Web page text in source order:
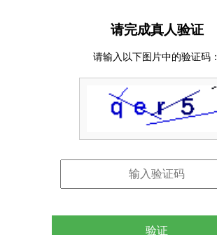
请完成真人验证
请输入以下图片中的验证码：
验证